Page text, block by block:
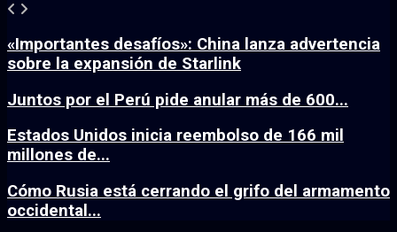
«Importantes desafíos»: China lanza advertencia
sobre la expansión de Starlink
Juntos por el Perú pide anular más de 600...
Estados Unidos inicia reembolso de 166 mil
millones de...
Cómo Rusia está cerrando el grifo del armamento
occidental...